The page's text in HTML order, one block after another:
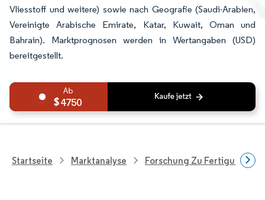
Vliesstoff und weitere) sowie nach Geografie (Saudi-Arabien,
Vereinigte Arabische Emirate, Katar, Kuwait, Oman und
Bahrain). Marktprognosen werden in Wertangaben (USD)
bereitgestellt.
4750
Startseite Marktanalyse Forschung Zu